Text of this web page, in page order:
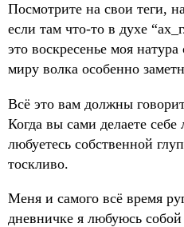
Посмотрите на свои теги,
если там что-то в духе
это воскресенье моя
миру волка особенно
Всё это вам должны
Когда вы сами делаете
любуетесь собственной
тоскливо.
Меня и самого всё время
дневничке я любуюсь